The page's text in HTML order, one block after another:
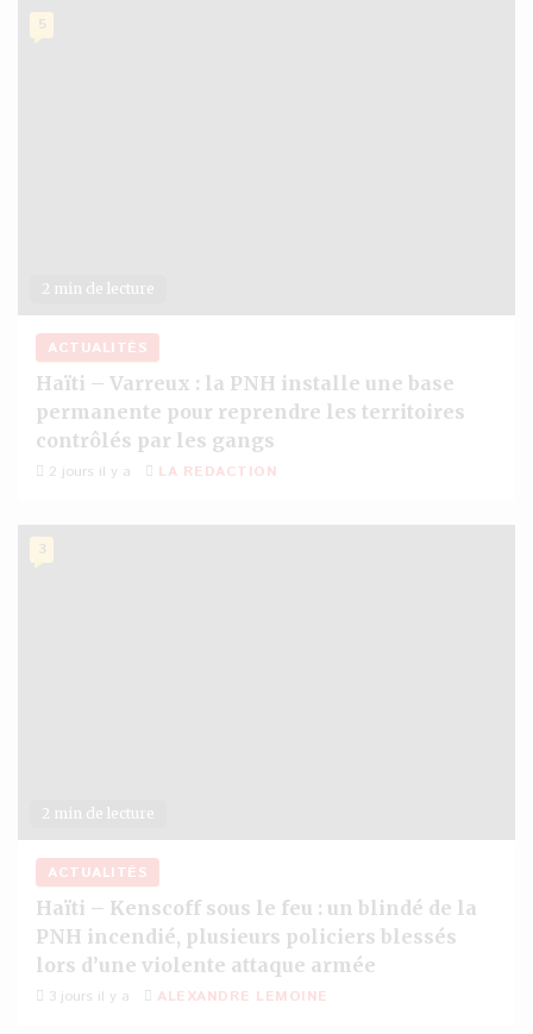
2 min de lecture
5
ACTUALITÉS
Haïti – Varreux : la PNH installe une base
permanente pour reprendre les territoires
contrôlés par les gangs
2 jours il y a LA REDACTION
2 min de lecture
3
ACTUALITÉS
Haïti – Kenscoff sous le feu : un blindé de la
PNH incendié, plusieurs policiers blessés
lors d’une violente attaque armée
3 jours il y a ALEXANDRE LEMOINE